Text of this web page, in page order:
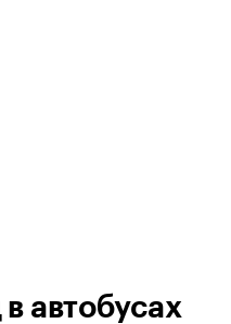
автобусах